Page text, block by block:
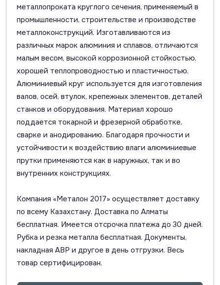
металлопроката круглого сечения, применяемый в
промышленности, строительстве и производстве
металлоконструкций. Изготавливаются из
различных марок алюминия и сплавов, отличаются
малым весом, высокой коррозионной стойкостью,
хорошей теплопроводностью и пластичностью.
Алюминиевый круг используется для изготовления
валов, осей, втулок, крепежных элементов, деталей
станков и оборудования. Материал хорошо
поддается токарной и фрезерной обработке,
сварке и анодированию. Благодаря прочности и
устойчивости к воздействию влаги алюминиевые
прутки применяются как в наружных, так и во
внутренних конструкциях.
Компания «Металон 2017» осуществляет доставку
по всему Казахстану. Доставка по Алматы
бесплатная. Имеется отсрочка платежа до 30 дней.
Рубка и резка металла бесплатная. Документы,
накладная АВР и другое в день отгрузки. Весь
товар сертифицирован.